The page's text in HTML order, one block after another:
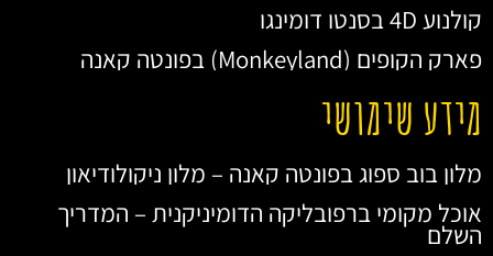
קולנוע 4D בסנטו דומינגו
פארק הקופים (Monkeyland) בפונטה קאנה
מידע שימושי
מלון בוב ספוג בפונטה קאנה – מלון ניקולודיאון
אוכל מקומי ברפובליקה הדומיניקנית – המדריך
השלם